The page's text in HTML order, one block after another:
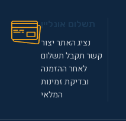
נציג האתר יצור
קשר תקבל תשלום
לאחר ההזמנה
ובדיקת זמינות
המלאי